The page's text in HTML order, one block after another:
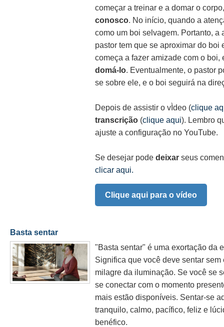
começar a treinar e a domar o
conosco. No início, quando a
como um boi selvagem. Portanto, a
pastor tem que se aproximar do
começa a fazer amizade com o
domá-lo. Eventualmente, o pastor
se sobre ele, e o boi seguirá na
Depois de assistir o vÌdeo (clique
transcrição (clique aqui). Lembro
ajuste a configuração no YouTube.
Se desejar pode deixar seus
clicar aqui.
Clique aqui para o vídeo
Basta sentar
"Basta sentar" é uma exortação da
Significa que você deve sentar
milagre da iluminação. Se você se
se conectar com o momento
mais estão disponíveis. Sentar-se
tranquilo, calmo, pacífico, feliz e
benéfico.